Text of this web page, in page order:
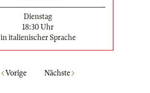
Dienstag
18:30 Uhr
in italienischer Sprache
Vorige Nächste